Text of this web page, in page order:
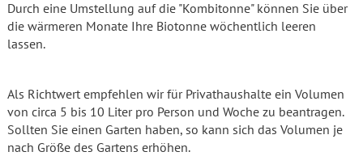
Durch eine Umstellung auf die "Kombitonne" können Sie über
die wärmeren Monate Ihre Biotonne wöchentlich leeren
lassen.
Als Richtwert empfehlen wir für Privathaushalte ein Volumen
von circa 5 bis 10 Liter pro Person und Woche zu beantragen.
Sollten Sie einen Garten haben, so kann sich das Volumen je
nach Größe des Gartens erhöhen.